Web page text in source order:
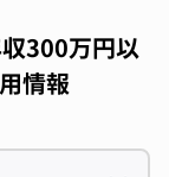
300万円以
情報